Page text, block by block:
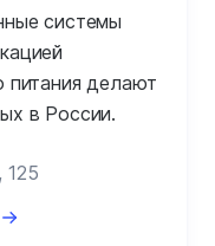
системы
питания делают
в России.
125